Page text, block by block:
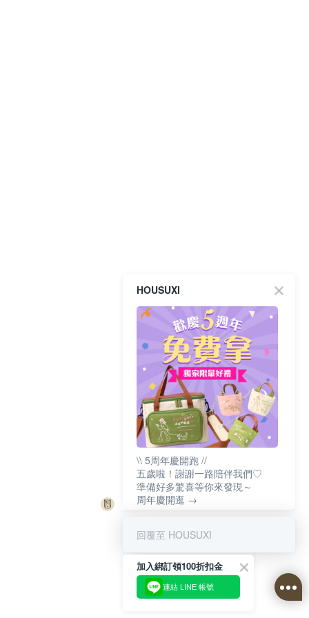
HOUSUXI
\\ 5周年慶開跑 //
五歲啦！謝謝一路陪伴我們♡
準備好多驚喜等你來發現～
周年慶開逛 →
回覆至 HOUSUXI
加入綁訂領100折扣金
連結 LINE 帳號